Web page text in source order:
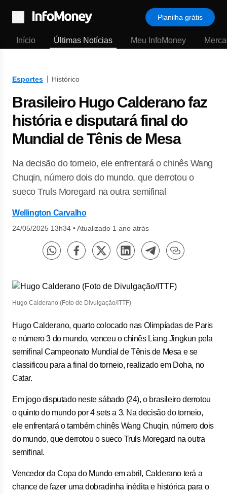
Menu
Planilha grátis
Início Últimas Notícias Meu InfoMoney
Esportes Histórico
Brasileiro Hugo Calderano faz
história e disputará final do
Mundial de Tênis de Mesa
Na decisão do torneio, ele enfrentará o chinês Wang
Chuqin, número dois do mundo, que derrotou o
sueco Truls Moregard na outra semifinal
Wellington Carvalho
24/05/2025 13h34 •Atualizado 1 ano atrás
Hugo Calderano (Foto de Divulgação/ITTF)
Hugo Calderano, quarto colocado nas Olimpíadas de Paris
e número 3 do mundo, venceu o chinês Liang Jingkun pela
semifinal Campeonato Mundial de Tênis de Mesa e se
classificou para a final do torneio, realizado em Doha, no
Catar.
Em jogo disputado neste sábado (24), o brasileiro derrotou
o quinto do mundo por 4 sets a 3. Na decisão do torneio,
ele enfrentará o também chinês Wang Chuqin, número dois
do mundo, que derrotou o sueco Truls Moregard na outra
semifinal.
Vencedor da Copa do Mundo em abril, Calderano terá a
chance de fazer uma dobradinha inédita e histórica para o